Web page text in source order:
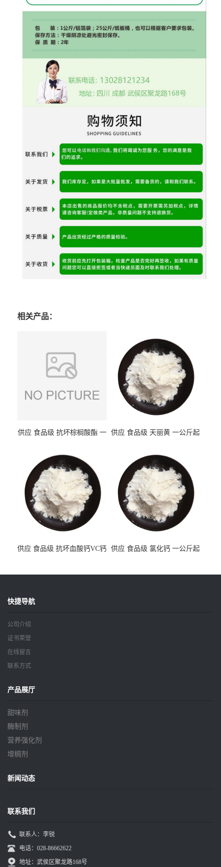
相关产品：
供应 食品级 抗坏棕榈酸酯 一
供应 食品级 天丽黄 一公斤起
供应 食品级 抗坏血酸钙VC钙 供应 食品级 氯化钙 一公斤起
快捷导航
公司介绍
证书荣誉
在线留言
联系方式
产品展厅
甜味剂
酶制剂
营养强化剂
增稠剂
新闻动态
联系我们
联系人：李锐
电话：028-86662622
地址：武侯区聚龙路168号